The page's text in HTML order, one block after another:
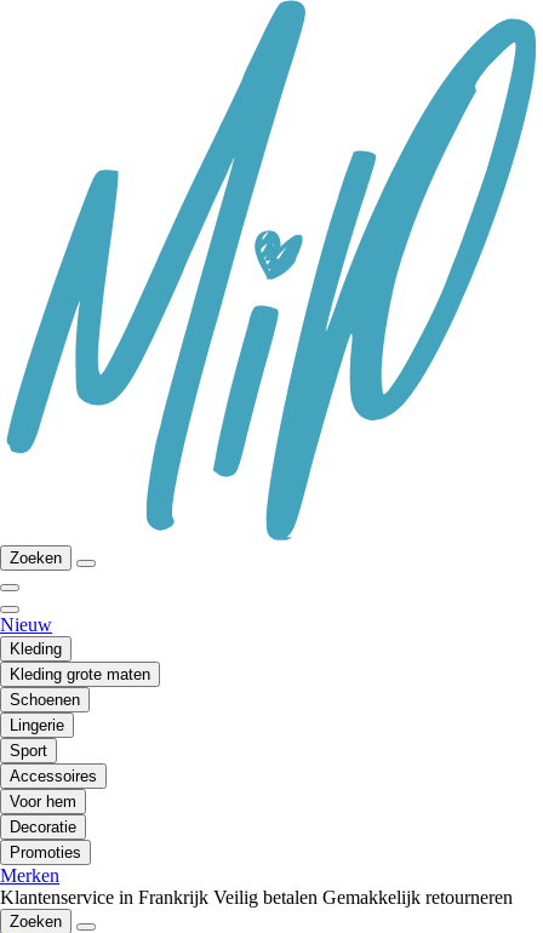
Zoeken
Nieuw
Kleding
Kleding grote maten
Schoenen
Lingerie
Sport
Accessoires
Voor hem
Decoratie
Promoties
Merken
Klantenservice in Frankrijk Veilig betalen Gemakkelijk retourneren
Zoeken